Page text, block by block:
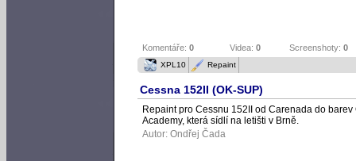
Komentáře: 0 Videa: 0 Screenshoty: 0
XPL10 Repaint
Cessna 152II (OK-SUP)
Repaint pro Cessnu 152II od Carenada do
Academy, která sídlí na letišti v Brně.
Autor: Ondřej Čada